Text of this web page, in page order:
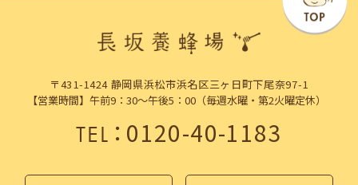
〒431-1424 静岡県浜松市浜名区三ヶ日町下尾奈97-1
【営業時間】午前9：30～午後5：00（毎週水曜・第2火曜定休）
TEL：0120-40-1183